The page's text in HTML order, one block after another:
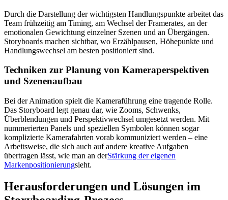
Durch die Darstellung der wichtigsten Handlungspunkte arbeitet das
Team frühzeitig am Timing, am Wechsel der Framerates, an der
emotionalen Gewichtung einzelner Szenen und an Übergängen.
Storyboards machen sichtbar, wo Erzählpausen, Höhepunkte und
Handlungswechsel am besten positioniert sind.
Techniken zur Planung von Kameraperspektiven
und Szenenaufbau
Bei der Animation spielt die Kameraführung eine tragende Rolle.
Das Storyboard legt genau dar, wie Zooms, Schwenks,
Überblendungen und Perspektivwechsel umgesetzt werden. Mit
nummerierten Panels und speziellen Symbolen können sogar
komplizierte Kamerafahrten vorab kommuniziert werden – eine
Arbeitsweise, die sich auch auf andere kreative Aufgaben
übertragen lässt, wie man an derStärkung der eigenen
Markenpositionierungsieht.
Herausforderungen und Lösungen im